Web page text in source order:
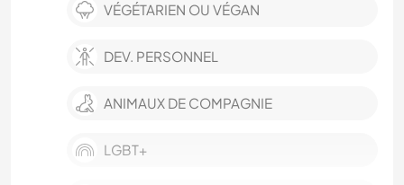
VÉGÉTARIEN OU VÉGAN
DEV. PERSONNEL
ANIMAUX DE COMPAGNIE
LGBT+